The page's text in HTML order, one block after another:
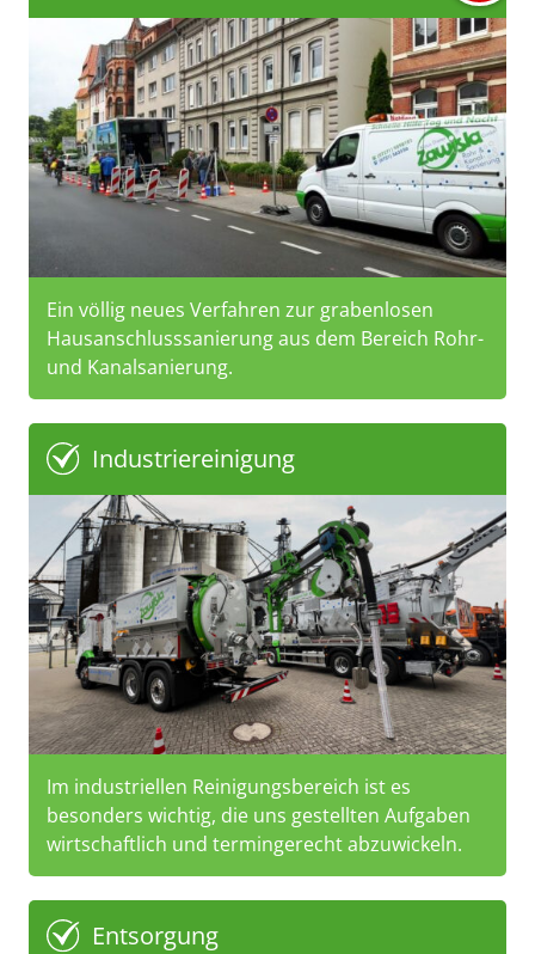
Ein völlig neues Verfahren zur grabenlosen
Hausanschlusssanierung aus dem Bereich Rohr-
und Kanalsanierung.
Industriereinigung
Im industriellen Reinigungsbereich ist es
besonders wichtig, die uns gestellten Aufgaben
wirtschaftlich und termingerecht abzuwickeln.
Entsorgung